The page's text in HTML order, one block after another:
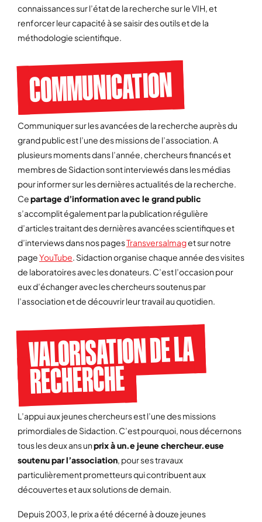
connaissances sur l’état de la recherche sur le VIH, et
renforcer leur capacité à se saisir des outils et de la
méthodologie scientifique.
COMMUNICATION
Communiquer sur les avancées de la recherche auprès du
grand public est l’une des missions de l’association. A
plusieurs moments dans l’année, chercheurs financés et
membres de Sidaction sont interviewés dans les médias
pour informer sur les dernières actualités de la recherche.
Cepartage d’information avec le grand public
s’accomplit également par la publication régulière
d’articles traitant des dernières avancées scientifiques et
d’interviews dans nos pagesTransversalmaget sur notre
pageYouTube. Sidaction organise chaque année des visites
de laboratoires avec les donateurs. C’est l’occasion pour
eux d’échanger avec les chercheurs soutenus par
l’association et de découvrir leur travail au quotidien.
VALORISATION DE LA
RECHERCHE
L’appui aux jeunes chercheurs est l’une des missions
primordiales de Sidaction. C’est pourquoi, nous décernons
tous les deux ans unprix à un.e jeune chercheur.euse
soutenu par l’association, pour ses travaux
particulièrement prometteurs qui contribuent aux
découvertes et aux solutions de demain.
Depuis 2003, le prix a été décerné à douze jeunes